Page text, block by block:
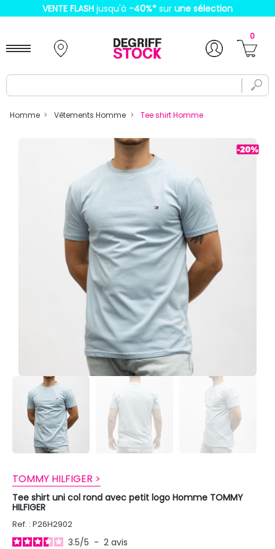
VENTE FLASH jusqu'à -40%* sur une sélection
0
Homme Vêtements Homme Tee shirt Homme
TOMMY HILFIGER >
Tee shirt uni col rond avec petit logo Homme TOMMY
HILFIGER
Ref. : P26H2902
3.5/5 - 2 avis